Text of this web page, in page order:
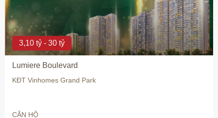
3,10 tỷ - 30 tỷ
Lumiere Boulevard
KĐT Vinhomes Grand Park
CĂN HỘ